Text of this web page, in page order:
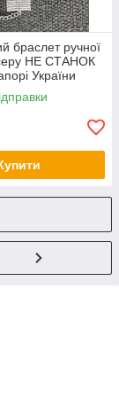
браслет ручної
НЕ СТАНОК
України